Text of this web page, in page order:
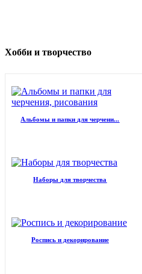
Хобби и творчество
Альбомы и папки для черчени...
Наборы для творчества
Роспись и декорирование